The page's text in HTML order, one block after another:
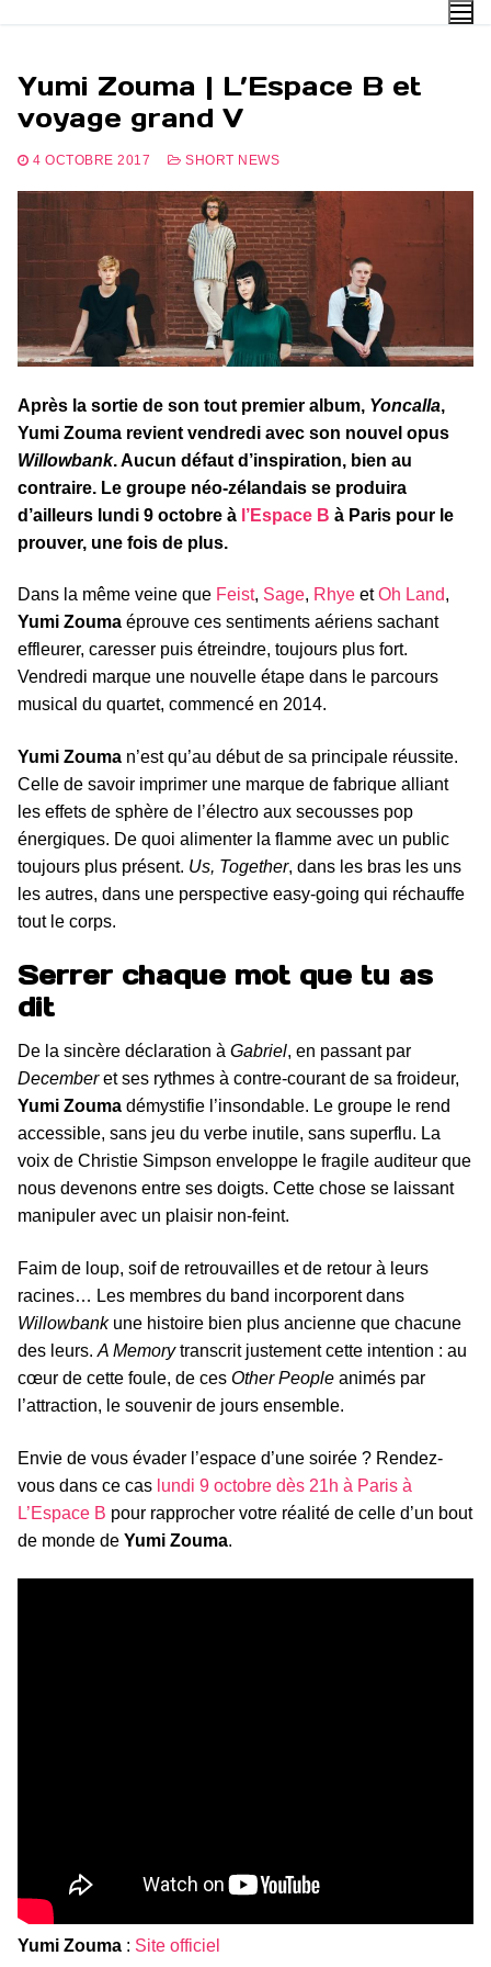
Yumi Zouma | L’Espace B et
voyage grand V
4 OCTOBRE 2017 SHORT NEWS
Après la sortie de son tout premier album, Yoncalla,
Yumi Zouma revient vendredi avec son nouvel opus
Willowbank. Aucun défaut d’inspiration, bien au
contraire. Le groupe néo-zélandais se produira
d’ailleurs lundi 9 octobre à l’Espace B à Paris pour le
prouver, une fois de plus.
Dans la même veine que Feist, Sage, Rhye etOh Land,
Yumi Zouma éprouve ces sentiments aériens sachant
effleurer, caresser puis étreindre, toujours plus fort.
Vendredi marque une nouvelle étape dans le parcours
musical du quartet, commencé en 2014.
Yumi Zouma n’est qu’au début de sa principale réussite.
Celle de savoir imprimer une marque de fabrique alliant
les effets de sphère de l’électro aux secousses pop
énergiques. De quoi alimenter la flamme avec un public
toujours plus présent. Us, Together, dans les bras les uns
les autres, dans une perspective easy-going qui réchauffe
tout le corps.
Serrer chaque mot que tu as
dit
De la sincère déclaration à Gabriel, en passant par
Decemberet ses rythmes à contre-courant de sa froideur,
Yumi Zouma démystifie l’insondable. Le groupe le rend
accessible, sans jeu du verbe inutile, sans superflu. La
voix de Christie Simpson enveloppe le fragile auditeur que
nous devenons entre ses doigts. Cette chose se laissant
manipuler avec un plaisir non-feint.
Faim de loup, soif de retrouvailles et de retour à leurs
racines… Les membres du band incorporent dans
Willowbankune histoire bien plus ancienne que chacune
des leurs. A Memorytranscrit justement cette intention : au
cœur de cette foule, de ces Other People animés par
l’attraction, le souvenir de jours ensemble.
Envie de vous évader l’espace d’une soirée ? Rendez-
vous dans ce cas lundi 9 octobre dès 21h à Paris à
L’Espace B pour rapprocher votre réalité de celle d’un bout
de monde de Yumi Zouma.
Yumi Zouma : Site officiel